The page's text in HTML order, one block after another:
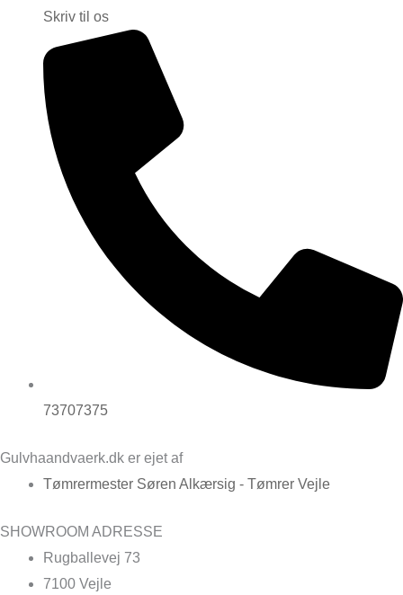
Skriv til os
73707375
Gulvhaandvaerk.dk er ejet af
Tømrermester Søren Alkærsig - Tømrer Vejle
SHOWROOM ADRESSE
Rugballevej 73
7100 Vejle